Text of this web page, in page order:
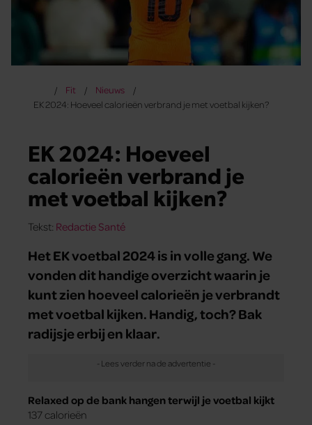
Fit
Nieuws
EK 2024: Hoeveel calorieën verbrand je met voetbal kijken?
EK 2024: Hoeveel
calorieën verbrand je
met voetbal kijken?
Tekst: Redactie Santé
Het EK voetbal 2024 is in volle gang. We
vonden dit handige overzicht waarin je
kunt zien hoeveel calorieën je verbrandt
met voetbal kijken. Handig, toch? Bak
radijsje erbij en klaar.
Relaxed op de bank hangen terwijl je voetbal kijkt
137 calorieën